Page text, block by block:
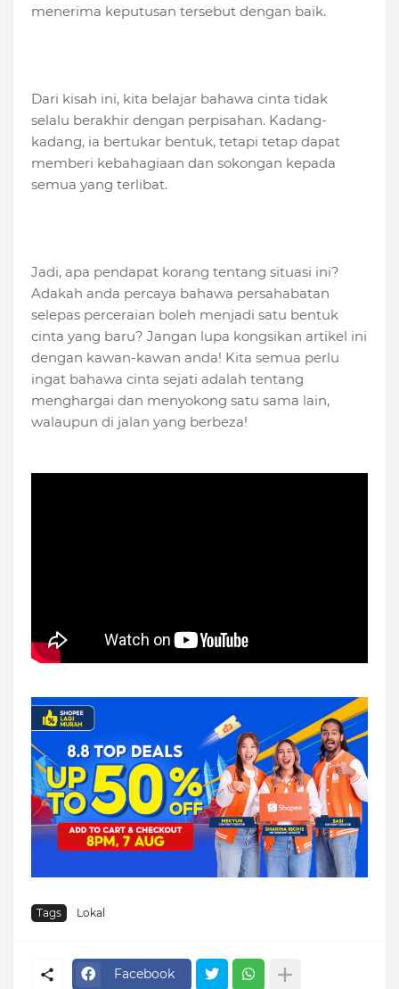
menerima keputusan tersebut dengan baik.
Dari kisah ini, kita belajar bahawa cinta tidak
selalu berakhir dengan perpisahan. Kadang-
kadang, ia bertukar bentuk, tetapi tetap dapat
memberi kebahagiaan dan sokongan kepada
semua yang terlibat.
Jadi, apa pendapat korang tentang situasi ini?
Adakah anda percaya bahawa persahabatan
selepas perceraian boleh menjadi satu bentuk
cinta yang baru? Jangan lupa kongsikan artikel ini
dengan kawan-kawan anda! Kita semua perlu
ingat bahawa cinta sejati adalah tentang
menghargai dan menyokong satu sama lain,
walaupun di jalan yang berbeza!
Tags Lokal
Facebook